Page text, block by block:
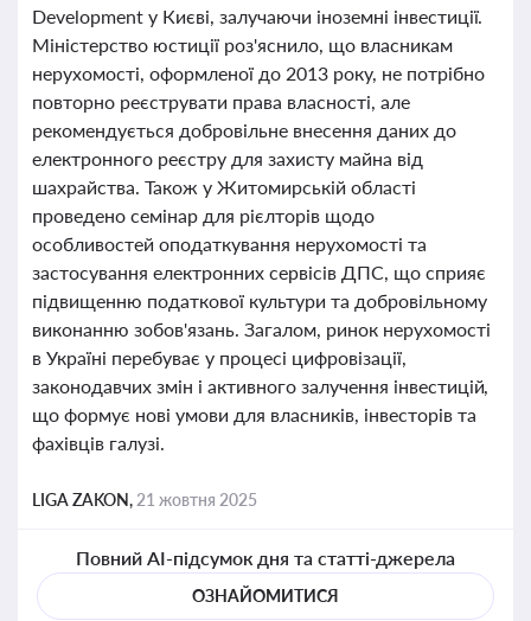
Development у Києві, залучаючи іноземні інвестиції.
Міністерство юстиції роз'яснило, що власникам
нерухомості, оформленої до 2013 року, не потрібно
повторно реєструвати права власності, але
рекомендується добровільне внесення даних до
електронного реєстру для захисту майна від
шахрайства. Також у Житомирській області
проведено семінар для рієлторів щодо
особливостей оподаткування нерухомості та
застосування електронних сервісів ДПС, що сприяє
підвищенню податкової культури та добровільному
виконанню зобов'язань. Загалом, ринок нерухомості
в Україні перебуває у процесі цифровізації,
законодавчих змін і активного залучення інвестицій,
що формує нові умови для власників, інвесторів та
фахівців галузі.
LIGA ZAKON, 21 жовтня 2025
Повний AI-підсумок дня та статті-джерела
ОЗНАЙОМИТИСЯ